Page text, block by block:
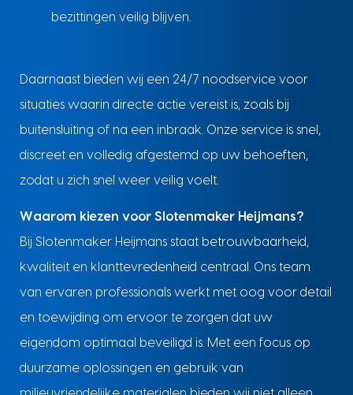
bezittingen veilig blijven.
Daarnaast bieden wij een 24/7 noodservice voor
situaties waarin directe actie vereist is, zoals bij
buitensluiting of na een inbraak. Onze service is snel,
discreet en volledig afgestemd op uw behoeften,
zodat u zich snel weer veilig voelt.
Waarom kiezen voor Slotenmaker Heijmans?
Bij Slotenmaker Heijmans staat betrouwbaarheid,
kwaliteit en klanttevredenheid centraal. Ons team
van ervaren professionals werkt met oog voor detail
en toewijding om ervoor te zorgen dat uw
eigendom optimaal beveiligd is. Met een focus op
duurzame oplossingen en gebruik van